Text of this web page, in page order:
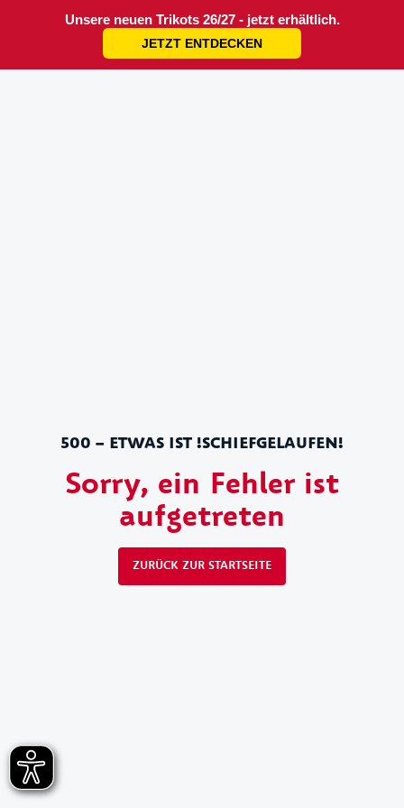
Unsere neuen Trikots 26/27 - jetzt erhältlich.
JETZT ENTDECKEN
500 – ETWAS IST !SCHIEFGELAUFEN!
Sorry, ein Fehler ist
aufgetreten
ZURÜCK ZUR STARTSEITE